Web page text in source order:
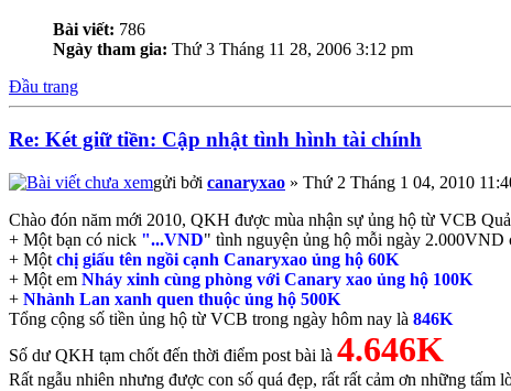
Bài viết: 786
Ngày tham gia: Thứ 3 Tháng 11 28, 2006 3:12 pm
Đầu trang
Re: Két giữ tiền: Cập nhật tình hình tài chính
gửi bởi canaryxao » Thứ 2 Tháng 1 04, 2010
Chào đón năm mới 2010, QKH được mùa nhận sự ủng hộ từ VCB
+ Một bạn có nick "...VND" tình nguyện ủng hộ mỗi ngày 2.000VND
+ Một chị giấu tên ngồi cạnh Canaryxao ủng hộ 60K
+ Một em Nháy xinh cùng phòng với Canary xao ủng hộ 100K
+ Nhành Lan xanh quen thuộc ủng hộ 500K
Tổng cộng số tiền ủng hộ từ VCB trong ngày hôm nay là 846K
Số dư QKH tạm chốt đến thời điểm post bài là 4.646K
Rất ngẫu nhiên nhưng được con số quá đẹp, rất rất cảm ơn những